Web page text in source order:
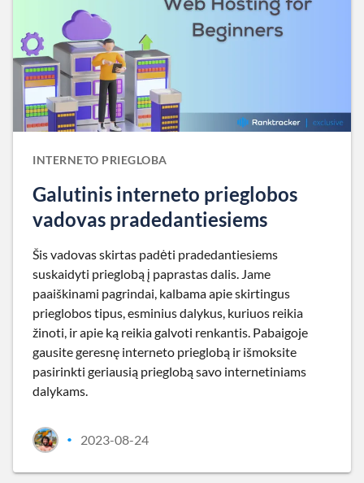
INTERNETO PRIEGLOBA
Galutinis interneto prieglobos
vadovas pradedantiesiems
Šis vadovas skirtas padėti pradedantiesiems
suskaidyti prieglobą į paprastas dalis. Jame
paaiškinami pagrindai, kalbama apie skirtingus
prieglobos tipus, esminius dalykus, kuriuos reikia
žinoti, ir apie ką reikia galvoti renkantis. Pabaigoje
gausite geresnę interneto prieglobą ir išmoksite
pasirinkti geriausią prieglobą savo internetiniams
dalykams.
• 2023-08-24